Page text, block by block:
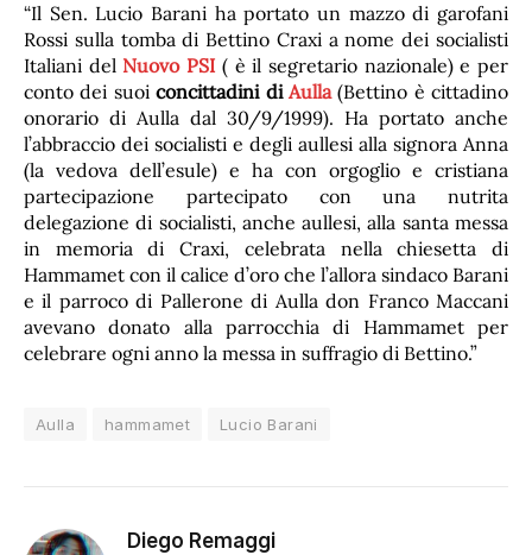
“Il Sen. Lucio Barani ha portato un mazzo di garofani
Rossi sulla tomba di Bettino Craxi a nome dei socialisti
Italiani del Nuovo PSI ( è il segretario nazionale) e per
conto dei suoiconcittadini di Aulla(Bettino è cittadino
onorario di Aulla dal 30/9/1999). Ha portato anche
l’abbraccio dei socialisti e degli aullesi alla signora Anna
(la vedova dell’esule) e ha con orgoglio e cristiana
partecipazione partecipato con una nutrita
delegazione di socialisti, anche aullesi, alla santa messa
in memoria di Craxi, celebrata nella chiesetta di
Hammamet con il calice d’oro che l’allora sindaco Barani
e il parroco di Pallerone di Aulla don Franco Maccani
avevano donato alla parrocchia di Hammamet per
celebrare ogni anno la messa in suffragio di Bettino.”
Aulla hammamet Lucio Barani
Diego Remaggi